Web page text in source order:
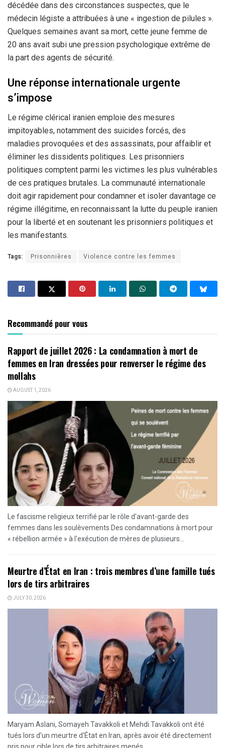
décédée dans des circonstances suspectes, que le
médecin légiste a attribuées à une « ingestion de pilules ».
Quelques semaines avant sa mort, cette jeune femme de
20 ans avait subi une pression psychologique extrême de
la part des agents de sécurité.
Une réponse internationale urgente
s’impose
Le régime clérical iranien emploie des mesures
impitoyables, notamment des suicides forcés, des
maladies provoquées et des assassinats, pour affaiblir et
éliminer les dissidents politiques. Les prisonniers
politiques comptent parmi les victimes les plus vulnérables
de ces pratiques brutales. La communauté internationale
doit agir rapidement pour condamner et isoler davantage ce
régime illégitime, en reconnaissant la lutte du peuple iranien
pour la liberté et en soutenant les prisonniers politiques et
les manifestants.
Tags: Prisonnières Violence contre les femmes
Recommandé pour vous
Rapport de juillet 2026 : La condamnation à mort de
femmes en Iran dressées pour renverser le régime des
mollahs
AUGUST 1, 2026
Le fascisme religieux terrifié par le rôle d'avant-garde des
femmes dans les soulèvements Des condamnations à mort pour
« rébellion armée » à l'exécution de mères de plusieurs...
Meurtre d’État en Iran : trois membres d’une famille tués
lors de tirs arbitraires
JULY 30, 2026
Maryam Aslani, Somayeh Tavakkoli et Mehdi Tavakkoli ont été
tués lors d'un meurtre d'État en Iran, après avoir été directement
pris pour cible lors de tirs arbitraires menés...